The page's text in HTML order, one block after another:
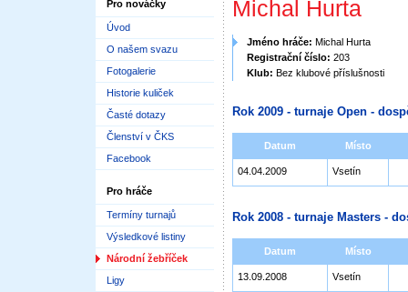
Pro nováčky
Úvod
O našem svazu
Fotogalerie
Historie kuliček
Časté dotazy
Členství v ČKS
Facebook
Pro hráče
Termíny turnajů
Výsledkové listiny
Národní žebříček
Ligy
Michal Hurta
Jméno hráče: Michal Hurta
Registrační číslo: 203
Klub: Bez klubové příslušnosti
Rok 2009 - turnaje Open -
Datum Místo
04.04.2009 Vsetín
Rok 2008 - turnaje Masters -
Datum Místo
13.09.2008 Vsetín